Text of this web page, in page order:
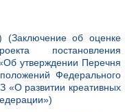
(Заключение об оценке
постановления
утверждении Перечня
Федерального
«О развитии креативных